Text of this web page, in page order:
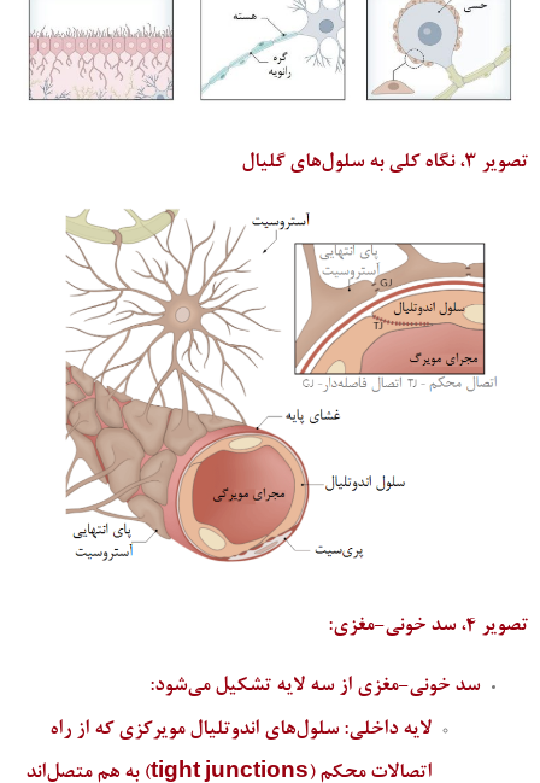
تصویر 3، نگاه کلی به سلول‌های گلیال
تصویر 4، سد خونی-مغزی:
سد خونی-مغزی از سه لایه تشکیل می‌شود:
لایه داخلی: سلول‌های اندوتلیال مویرکزی که از راه
اتصالات محکم (tight junctions) به هم متصل‌اند